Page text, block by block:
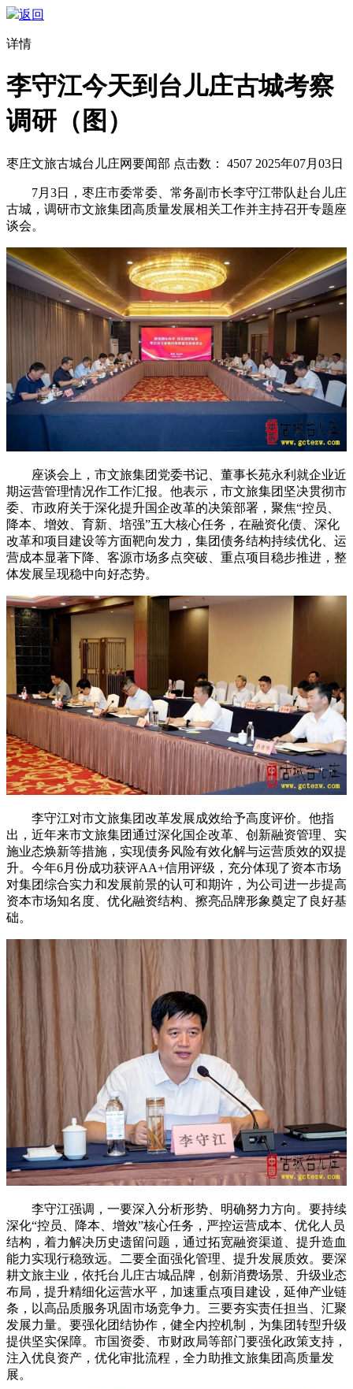
返回
详情
李守江今天到台儿庄古城考察
调研（图）
枣庄文旅古城台儿庄网要闻部 点击数： 4507 2025年07月03日
7月3日，枣庄市委常委、常务副市长李守江带队赴台儿庄
古城，调研市文旅集团高质量发展相关工作并主持召开专题座
谈会。
座谈会上，市文旅集团党委书记、董事长苑永利就企业近
期运营管理情况作工作汇报。他表示，市文旅集团坚决贯彻市
委、市政府关于深化提升国企改革的决策部署，聚焦“控员、
降本、增效、育新、培强”五大核心任务，在融资化债、深化
改革和项目建设等方面靶向发力，集团债务结构持续优化、运
营成本显著下降、客源市场多点突破、重点项目稳步推进，整
体发展呈现稳中向好态势。
李守江对市文旅集团改革发展成效给予高度评价。他指
出，近年来市文旅集团通过深化国企改革、创新融资管理、实
施业态焕新等措施，实现债务风险有效化解与运营质效的双提
升。今年6月份成功获评AA+信用评级，充分体现了资本市场
对集团综合实力和发展前景的认可和期许，为公司进一步提高
资本市场知名度、优化融资结构、擦亮品牌形象奠定了良好基
础。
李守江强调，一要深入分析形势、明确努力方向。要持续
深化“控员、降本、增效”核心任务，严控运营成本、优化人员
结构，着力解决历史遗留问题，通过拓宽融资渠道、提升造血
能力实现行稳致远。二要全面强化管理、提升发展质效。要深
耕文旅主业，依托台儿庄古城品牌，创新消费场景、升级业态
布局，提升精细化运营水平，加速重点项目建设，延伸产业链
条，以高品质服务巩固市场竞争力。三要夯实责任担当、汇聚
发展力量。要强化团结协作，健全内控机制，为集团转型升级
提供坚实保障。市国资委、市财政局等部门要强化政策支持，
注入优良资产，优化审批流程，全力助推文旅集团高质量发
展。